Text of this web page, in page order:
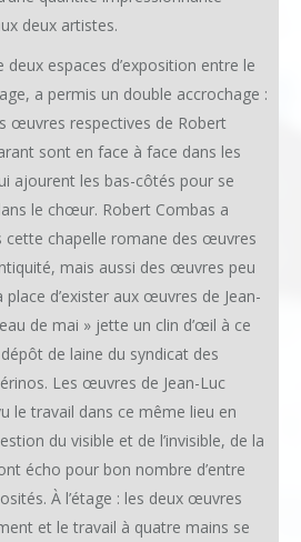
deux artistes.
deux espaces d’exposition entre le
a permis un double accrochage :
œuvres respectives de Robert
sont en face à face dans les
ajourent les bas-côtés pour se
le chœur. Robert Combas a
cette chapelle romane des œuvres
mais aussi des œuvres peu
d’exister aux œuvres de Jean-
de mai » jette un clin d’œil à ce
de laine du syndicat des
Les œuvres de Jean-Luc
le travail dans ce même lieu en
du visible et de l’invisible, de la
écho pour bon nombre d’entre
À l’étage : les deux œuvres
et le travail à quatre mains se